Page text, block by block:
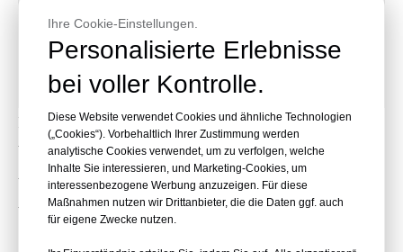
Funktionelle Zick-Zack-Feder mit spezieller Biegung.
Wird hauptsächlich in funktionellen Sofasitzen
verwendet, um die Rückfederung der Federn zu
verbessern.
Ihre Cookie-Einstellungen.
Personalisierte Erlebnisse
bei voller Kontrolle.
Diese Website verwendet Cookies und ähnliche Technologien
(„Cookies“). Vorbehaltlich Ihrer Zustimmung werden
analytische Cookies verwendet, um zu verfolgen, welche
Inhalte Sie interessieren, und Marketing-Cookies, um
interessenbezogene Werbung anzuzeigen. Für diese
Maßnahmen nutzen wir Drittanbieter, die die Daten ggf. auch
für eigene Zwecke nutzen.